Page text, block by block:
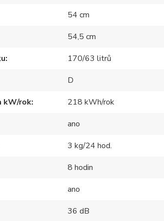
54 cm
54,5 cm
170/63 litrů
D
kW/rok
218 kWh/rok
ano
3 kg/24 hod.
8 hodin
ano
36 dB